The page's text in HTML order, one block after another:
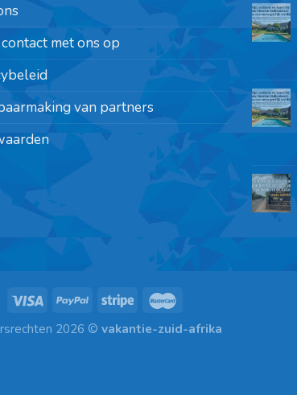
met ons op
van partners
2026 © vakantie-zuid-afrika